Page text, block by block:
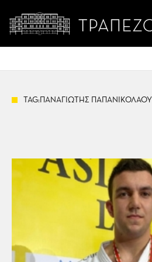
TAG:ΠΑΝΑΓΙΩΤΗΣ ΠΑΠΑΝΙΚΟΛΑΟΥ